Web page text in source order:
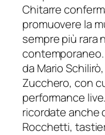
Chitarre
promuovere la
sempre più rara
da Mario
Zucchero, con
performance
ricordate anche
Rocchetti,